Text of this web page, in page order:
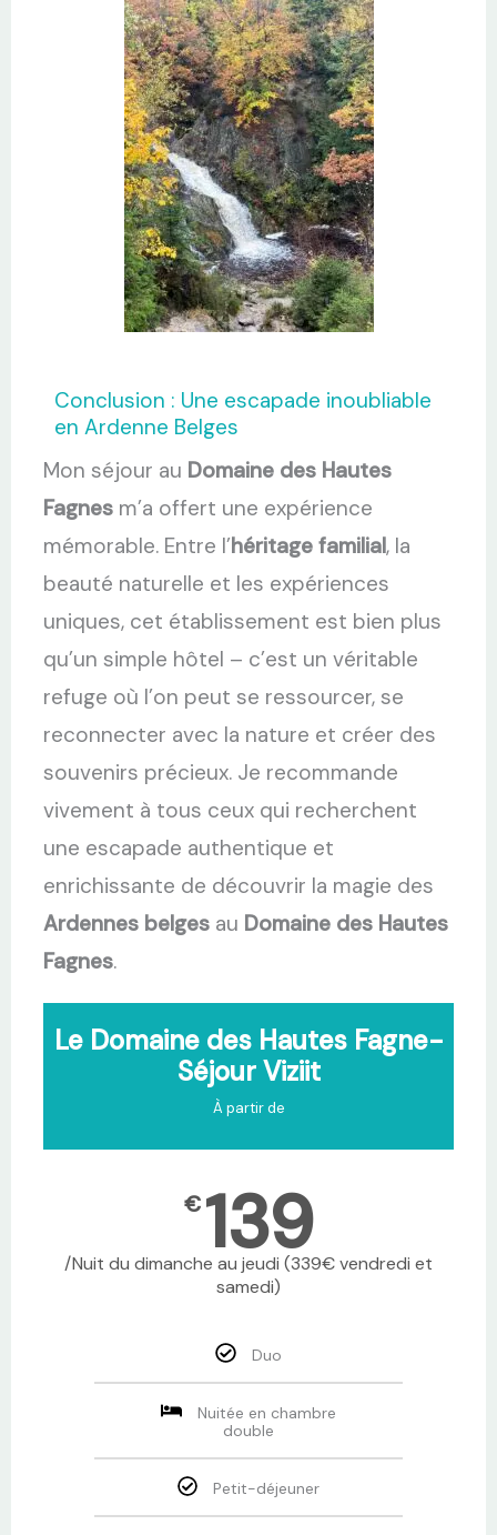
Conclusion : Une escapade inoubliable
en Ardenne Belges
Mon séjour au Domaine des Hautes
Fagnes m’a offert une expérience
mémorable. Entre l’héritage familial, la
beauté naturelle et les expériences
uniques, cet établissement est bien plus
qu’un simple hôtel – c’est un véritable
refuge où l’on peut se ressourcer, se
reconnecter avec la nature et créer des
souvenirs précieux. Je recommande
vivement à tous ceux qui recherchent
une escapade authentique et
enrichissante de découvrir la magie des
Ardennes belges au Domaine des Hautes
Fagnes.
Le Domaine des Hautes Fagne-
Séjour Viziit
À partir de
€ 139
/Nuit du dimanche au jeudi (339€ vendredi et
samedi)
Duo
Nuitée en chambre
double
Petit-déjeuner